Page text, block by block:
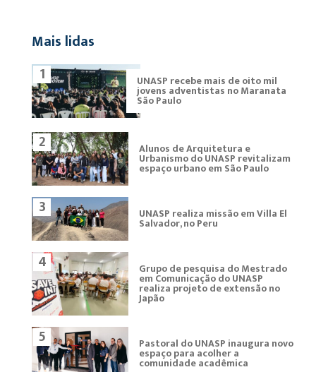
Mais lidas
1
UNASP recebe mais de oito mil
jovens adventistas no Maranata
São Paulo
2 Alunos de Arquitetura e
Urbanismo do UNASP revitalizam
espaço urbano em São Paulo
3 UNASP realiza missão em Villa El
Salvador, no Peru
4 Grupo de pesquisa do Mestrado
em Comunicação do UNASP
realiza projeto de extensão no
Japão
5 Pastoral do UNASP inaugura novo
espaço para acolher a
comunidade acadêmica